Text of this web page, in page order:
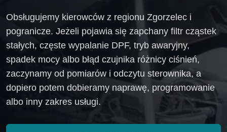
Obsługujemy kierowców z regionu Zgorzelec i
pogranicze. Jeżeli pojawia się zapchany filtr cząstek
stałych, częste wypalanie DPF, tryb awaryjny,
spadek mocy albo błąd czujnika różnicy ciśnień,
zaczynamy od pomiarów i odczytu sterownika, a
dopiero potem dobieramy naprawę, programowanie
albo inny zakres usługi.